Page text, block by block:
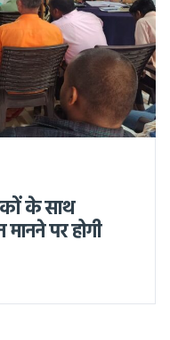
के साथ
पर होगी